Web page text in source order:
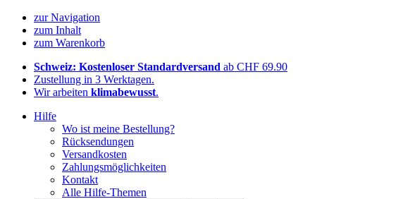
zur Navigation
zum Inhalt
zum Warenkorb
Schweiz: Kostenloser Standardversand ab CHF 69.90
Zustellung in 3 Werktagen.
Wir arbeiten klimabewusst.
Hilfe
Wo ist meine Bestellung?
Rücksendungen
Versandkosten
Zahlungsmöglichkeiten
Kontakt
Alle Hilfe-Themen